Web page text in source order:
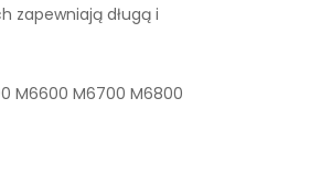
zapewniają długą i
M6600 M6700 M6800